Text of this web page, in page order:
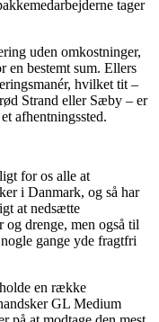
tager
uden omkostninger,
en bestemt sum. Ellers
hvilket tit –
Strand eller Sæby – er
afhentningssted.
for os alle at
i Danmark, og så har
at nedsætte
drenge, men også til
gange yde fragtfri
en række
GL Medium